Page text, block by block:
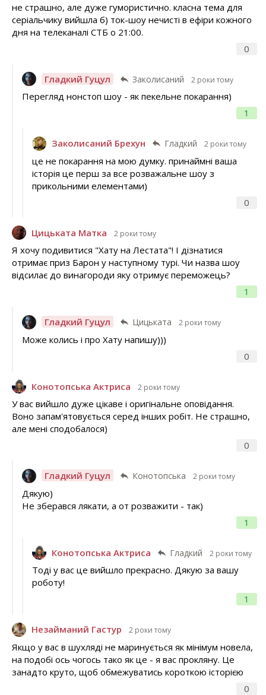
0
не страшно, але дуже гумористично. класна тема для
серіальчику вийшла б) ток-шоу нечисті в ефіри кожного
дня на телеканалі СТБ о 21:00.
Гладкий Гуцул Заколисаний 2 роки тому
1
Перегляд нонстоп шоу - як пекельне покарання)
Заколисаний Брехун Гладкий 2 роки тому
0
це не покарання на мою думку. принаймні ваша
історія це перш за все розважальне шоу з
прикольними елементами)
Цицьката Матка 2 роки тому
1
Я хочу подивитися "Хату на Лестата"! І дізнатися
отримає приз Барон у наступному турі. Чи назва шоу
відсилає до винагороди яку отримує переможець?
Гладкий Гуцул Цицьката 2 роки тому
0
Може колись і про Хату напишу)))
Конотопська Актриса 2 роки тому
0
У вас вийшло дуже цікаве і оригінальне оповідання.
Воно запам'ятовується серед інших робіт. Не страшно,
але мені сподобалося)
Гладкий Гуцул Конотопська 2 роки тому
1
Дякую)
Не зберався лякати, а от розважити - так)
Конотопська Актриса Гладкий 2 роки тому
1
Тоді у вас це вийшло прекрасно. Дякую за вашу
роботу!
Незайманий Гастур 2 роки тому
0
Якщо у вас в шухляді не маринується як мінімум новела,
на подобі ось чогось тако як це - я вас прокляну. Це
занадто круто, щоб обмежуватись короткою історією